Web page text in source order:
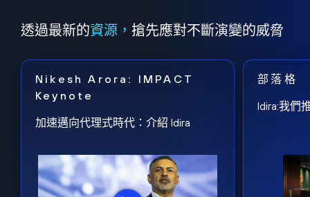
透過最新的資源， 搶先應對不斷演變的威脅
Nikesh Arora: IMPACT
Keynote
加速邁向代理式時代：介紹 Idira
部落格
Idira:我們